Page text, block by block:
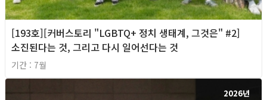
[193호][커버스토리 "LGBTQ+ 정치 생태계, 그것은" #2]
소진된다는 것, 그리고 다시 일어선다는 것
기간 : 7월
2026년